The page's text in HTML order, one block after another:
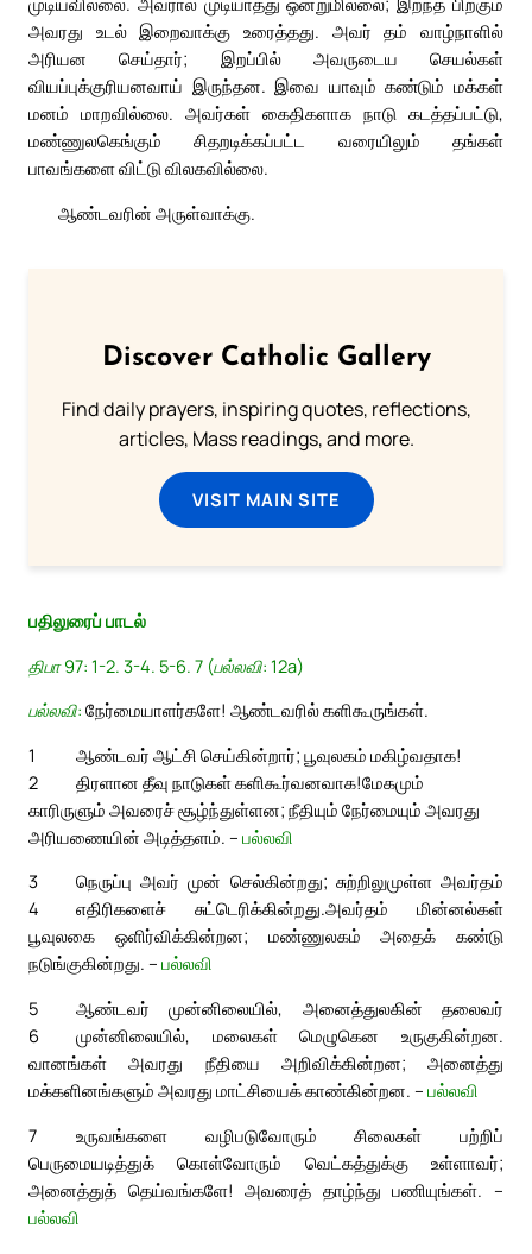
அவரது உடல் இறைவாக்கு உரைத்தது. அவர் தம் வாழ்நாளில்
அரியன செய்தார்; இறப்பில் அவருடைய செயல்கள்
வியப்புக்குரியனவாய் இருந்தன. இவை யாவும் கண்டும் மக்கள்
மனம் மாறவில்லை. அவர்கள் கைதிகளாக நாடு கடத்தப்பட்டு,
மண்ணுலகெங்கும் சிதறடிக்கப்பட்ட வரையிலும் தங்கள்
பாவங்களை விட்டு விலகவில்லை.
ஆண்டவரின் அருள்வாக்கு.
Discover Catholic Gallery
Find daily prayers, inspiring quotes, reflections,
articles, Mass readings, and more.
VISIT MAIN SITE
பதிலுரைப் பாடல்
திபா 97: 1-2. 3-4. 5-6. 7 (பல்லவி: 12a)
பல்லவி: நேர்மையாளர்களே! ஆண்டவரில் களிகூருங்கள்.
1
ஆண்டவர் ஆட்சி செய்கின்றார்; பூவுலகம் மகிழ்வதாக!
திரளான தீவு நாடுகள் களிகூர்வனவாக!
2
மேகமும்
காரிருளும் அவரைச் சூழ்ந்துள்ளன; நீதியும் நேர்மையும் அவரது
அரியணையின் அடித்தளம். – பல்லவி
3
நெருப்பு அவர் முன் செல்கின்றது; சுற்றிலுமுள்ள அவர்தம்
எதிரிகளைச் சுட்டெரிக்கின்றது.
4
அவர்தம் மின்னல்கள்
பூவுலகை ஒளிர்விக்கின்றன; மண்ணுலகம் அதைக் கண்டு
நடுங்குகின்றது. – பல்லவி
5
ஆண்டவர் முன்னிலையில், அனைத்துலகின் தலைவர்
முன்னிலையில், மலைகள் மெழுகென உருகுகின்றன.
6
வானங்கள் அவரது நீதியை அறிவிக்கின்றன; அனைத்து
மக்களினங்களும் அவரது மாட்சியைக் காண்கின்றன. – பல்லவி
7
உருவங்களை வழிபடுவோரும் சிலைகள் பற்றிப்
பெருமையடித்துக் கொள்வோரும் வெட்கத்துக்கு உள்ளாவர்;
அனைத்துத் தெய்வங்களே! அவரைத் தாழ்ந்து பணியுங்கள். –
பல்லவி